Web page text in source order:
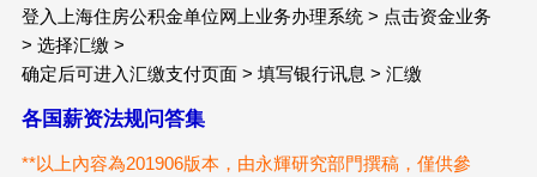
登入上海住房公积金单位网上业务办理系统 > 点击资金业务
> 选择汇缴 >
确定后可进入汇缴支付页面 > 填写银行讯息 > 汇缴
各国薪资法规问答集
**以上內容為201906版本，由永輝研究部門撰稿，僅供參